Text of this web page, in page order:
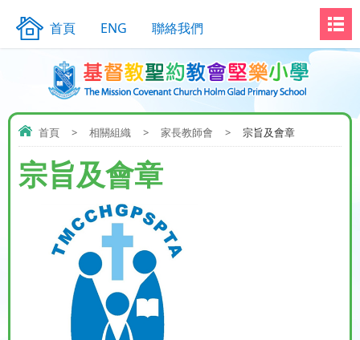
首頁 ENG 聯絡我們
首頁 > 相關組織 > 家長教師會 > 宗旨及會章
宗旨及會章